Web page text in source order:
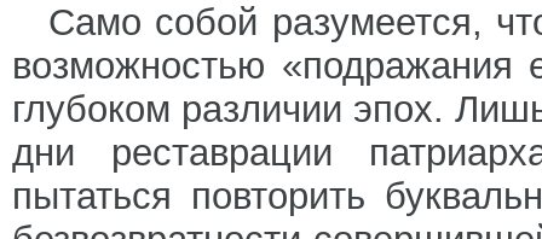
Само собой разумеется,
возможностью
глубоком различии эпох.
дни реставрации
пытаться повторить